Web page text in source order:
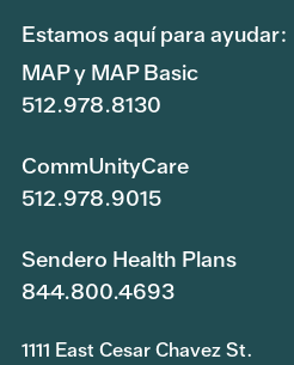
Estamos aquí para ayudar:
MAP y MAP Basic
512.978.8130
CommUnityCare
512.978.9015
Sendero Health Plans
844.800.4693
1111 East Cesar Chavez St.